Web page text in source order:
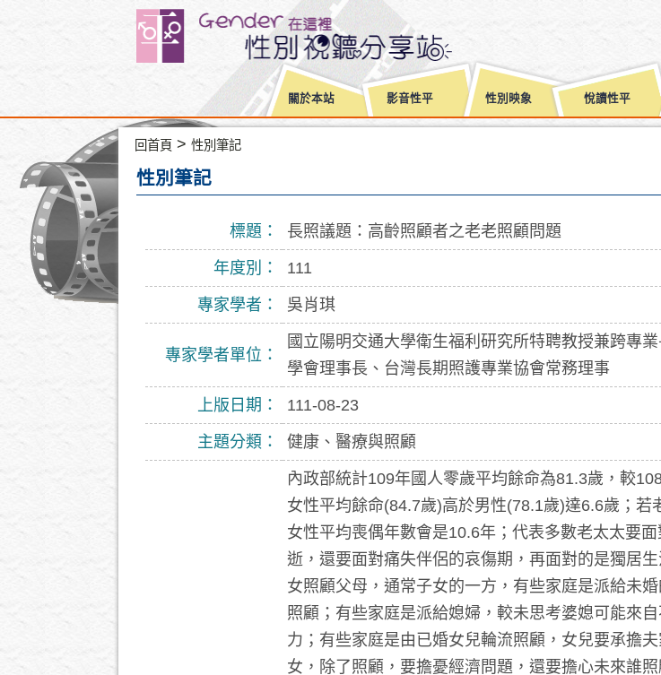
關於本站 影音性平 性別映象 悅讀性平
性別筆記
回首頁 > 性別筆記
標題： 長照議題：高齡照顧者之老老照顧問題
年度別： 111
專家學者： 吳肖琪
專家學者單位：
國立陽明交通大學衛生福利研究所特聘教授兼跨專
學會理事長、台灣長期照護專業協會常務理事
上版日期： 111-08-23
主題分類： 健康、醫療與照顧
內政部統計109年國人零歲平均餘命為81.3歲，較
女性平均餘命(84.7歲)高於男性(78.1歲)達6.6歲；
女性平均喪偶年數會是10.6年；代表多數老太太要
逝，還要面對痛失伴侶的哀傷期，再面對的是獨居
女照顧父母，通常子女的一方，有些家庭是派給未
照顧；有些家庭是派給媳婦，較未思考婆媳可能來
力；有些家庭是由已婚女兒輪流照顧，女兒要承擔
女，除了照顧，要擔憂經濟問題，還要擔心未來誰照